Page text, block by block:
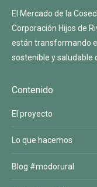
El Mercado de la
Corporación Hijos de
están transformando
sostenible y saludable
Contenido
El proyecto
Lo que hacemos
Blog #modorural